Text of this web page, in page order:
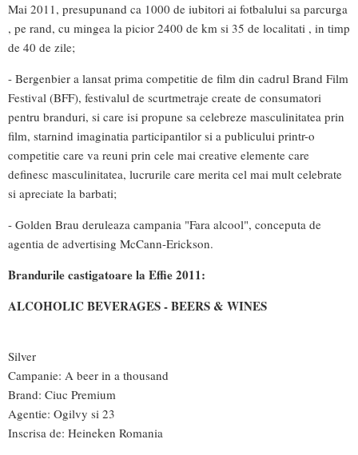
Mai 2011, presupunand ca 1000 de iubitori ai fotbalului sa parcurga
, pe rand, cu mingea la picior 2400 de km si 35 de localitati , in timp
de 40 de zile;
- Bergenbier a lansat prima competitie de film din cadrul Brand Film
Festival (BFF), festivalul de scurtmetraje create de consumatori
pentru branduri, si care isi propune sa celebreze masculinitatea prin
film, starnind imaginatia participantilor si a publicului printr-o
competitie care va reuni prin cele mai creative elemente care
definesc masculinitatea, lucrurile care merita cel mai mult celebrate
si apreciate la barbati;
- Golden Brau deruleaza campania "Fara alcool", conceputa de
agentia de advertising McCann-Erickson.
Brandurile castigatoare la Effie 2011:
ALCOHOLIC BEVERAGES - BEERS & WINES
Silver
Campanie: A beer in a thousand
Brand: Ciuc Premium
Agentie: Ogilvy si 23
Inscrisa de: Heineken Romania